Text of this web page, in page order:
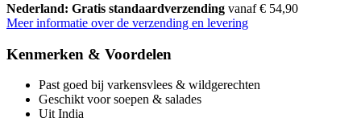
Nederland: Gratis standaardverzending vanaf € 54,90
Meer informatie over de verzending en levering
Kenmerken & Voordelen
Past goed bij varkensvlees & wildgerechten
Geschikt voor soepen & salades
Uit India